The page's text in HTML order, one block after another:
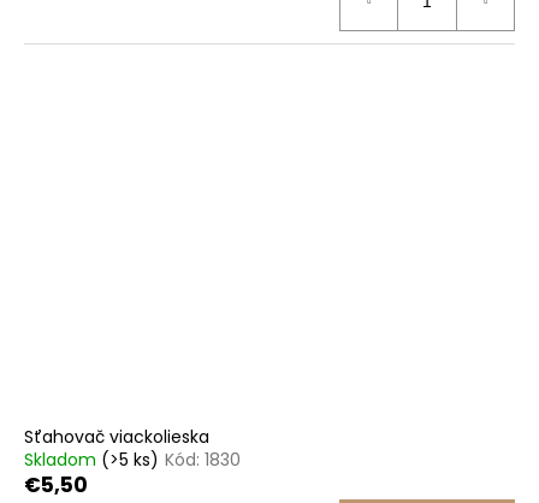
Sťahovač viackolieska
Skladom (>5 ks) Kód: 1830
€5,50